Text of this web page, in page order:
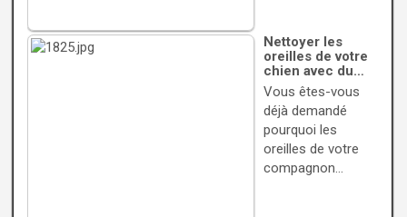
Nettoyer les
oreilles de votre
chien avec du…
Vous êtes-vous
déjà demandé
pourquoi les
oreilles de votre
compagnon…